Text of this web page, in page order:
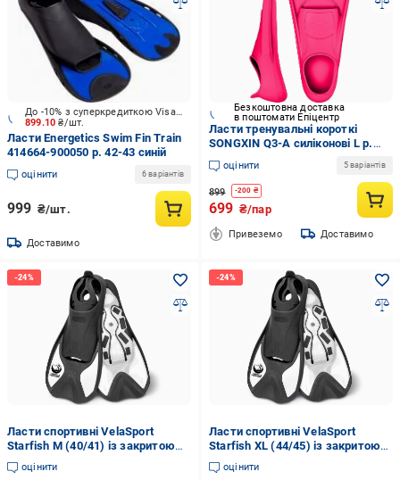
899.10₴/шт.
До -10% з суперкредиткою Visa Вигода
Ласти Energetics Swim Fin Train
414664-900050 р. 42-43 синій
оцінити 6 варіантів
999 ₴/шт.
Доставимо
Безкоштовна доставка
в поштомати Епіцентр
Ласти тренувальні короткі
SONGXIN Q3-A силіконові L р.
39-41 Рожевий (abda4ad0)
оцінити 5 варіантів
899 -200 ₴
699 ₴/пар
Привеземо Доставимо
Ласти спортивні VelaSport
Starfish M (40/41) із закритою
п'ятою Білий (00403)
оцінити
Ласти спортивні VelaSport
Starfish XL (44/45) із закритою
п'ятою Білий (00405)
оцінити